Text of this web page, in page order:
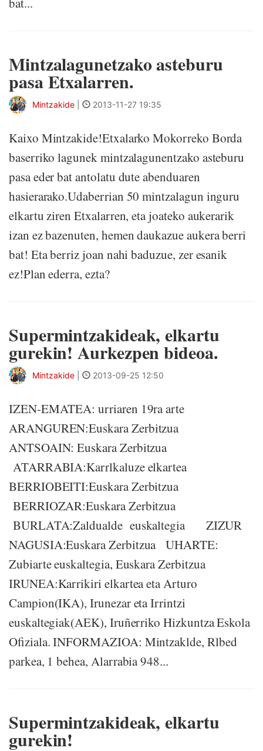
Mintzalagunetzako asteburu
pasa Etxalarren.
Mintzakide 2013-11-27 19:35
Kaixo Mintzakide!Etxalarko Mokorreko Borda
baserriko lagunek mintzalagunentzako asteburu
pasa eder bat antolatu dute abenduaren
hasierarako.Udaberrian 50 mintzalagun inguru
elkartu ziren Etxalarren, eta joateko aukerarik
izan ez bazenuten, hemen daukazue aukera berri
bat! Eta berriz joan nahi baduzue, zer esanik
ez!Plan ederra, ezta?
Supermintzakideak, elkartu
gurekin! Aurkezpen bideoa.
Mintzakide 2013-09-25 12:50
IZEN-EMATEA: urriaren 19ra arte
ARANGUREN:Euskara Zerbitzua
ANTSOAIN: Euskara Zerbitzua
ATARRABIA:Karrlkaluze elkartea
BERRIOBEITI:Euskara Zerbitzua
BERRIOZAR:Euskara Zerbitzua
BURLATA:Zaldualde euskaltegia ZIZUR
NAGUSIA:Euskara Zerbitzua UHARTE:
Zubiarte euskaltegia, Euskara Zerbitzua
IRUNEA:Karrikiri elkartea eta Arturo
Campion(IKA), Irunezar eta Irrintzi
euskaltegiak(AEK), Iruñerriko Hizkuntza Eskola
Ofiziala. INFORMAZIOA: Mintzaklde, Rlbed
parkea, 1 behea, Alarrabia 948...
Supermintzakideak, elkartu
gurekin!